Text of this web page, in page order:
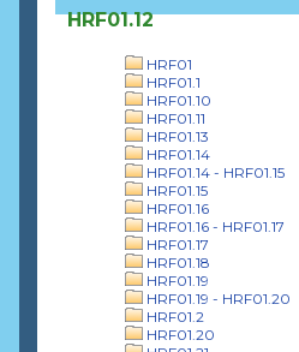
HRF01.12
HRF01
HRF01.1
HRF01.10
HRF01.11
HRF01.13
HRF01.14
HRF01.14 - HRF01.15
HRF01.15
HRF01.16
HRF01.16 - HRF01.17
HRF01.17
HRF01.18
HRF01.19
HRF01.19 - HRF01.20
HRF01.2
HRF01.20